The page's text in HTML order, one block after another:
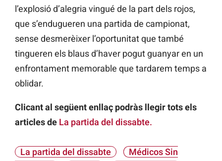
l’explosió d’alegria vingué de la part dels rojos,
que s’endugueren una partida de campionat,
sense desmerèixer l’oportunitat que també
tingueren els blaus d’haver pogut guanyar en un
enfrontament memorable que tardarem temps a
oblidar.
Clicant al següent enllaç podràs llegir tots els
articles de La partida del dissabte.
La partida del dissabte
Médicos Sin